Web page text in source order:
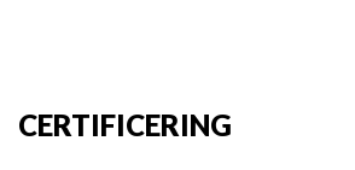
CERTIFICERING